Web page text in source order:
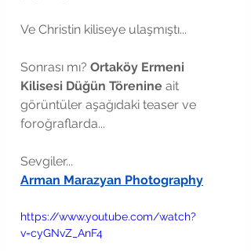
Ve Christin kiliseye ulaşmıştı...
Sonrası mı? Ortaköy Ermeni
Kilisesi Düğün Törenine ait
görüntüler aşağıdaki teaser ve
foroğraflarda...
Sevgiler...
Arman Marazyan Photography
https://www.youtube.com/watch?
v=cyGNvZ_AnF4